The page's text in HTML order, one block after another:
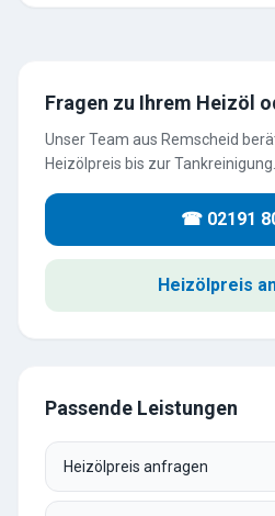
Fragen zu Ihrem Heizöl
Unser Team aus Remscheid
Heizölpreis bis zur Tankreinigung.
☎ 02191
Heizölpreis
Passende Leistungen
Heizölpreis anfragen